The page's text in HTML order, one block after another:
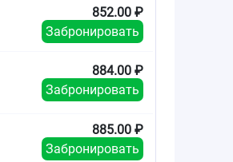
852.00 ₽
Забронировать
884.00 ₽
Забронировать
885.00 ₽
Забронировать